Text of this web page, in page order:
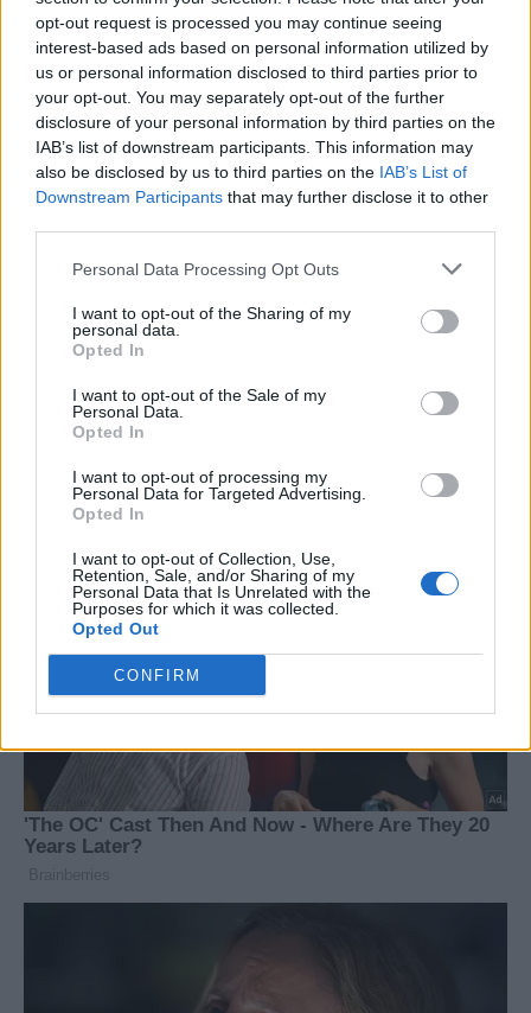
opt-out request is processed you may continue seeing
interest-based ads based on personal information utilized by
us or personal information disclosed to third parties prior to
your opt-out. You may separately opt-out of the further
disclosure of your personal information by third parties on the
IAB’s list of downstream participants. This information may
also be disclosed by us to third parties on the IAB’s List of
Downstream Participants that may further disclose it to other
Personal Data Processing Opt Outs
I want to opt-out of the Sharing of my
personal data.
Opted In
I want to opt-out of the Sale of my
Personal Data.
Opted In
I want to opt-out of processing my
Personal Data for Targeted Advertising.
Opted In
I want to opt-out of Collection, Use,
Retention, Sale, and/or Sharing of my
Personal Data that Is Unrelated with the
Purposes for which it was collected.
Opted Out
CONFIRM
είχε την έκτη χαμηλότερη
χονδρική τιμή ηλεκτρικής
ενέργειας στην Ευρώπη
«ΕΟΚ και ΝΑΤΟ το ίδιο
συνδικάτο»